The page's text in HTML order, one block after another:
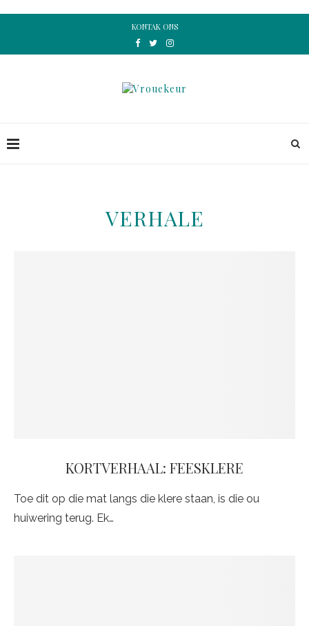
KONTAK ONS
VERHALE
KORTVERHAAL: FEESKLERE
Toe dit op die mat langs die klere staan, is die ou
huiwering terug. Ek…